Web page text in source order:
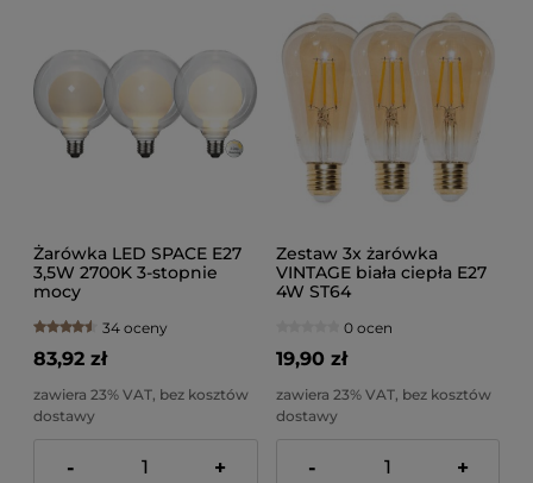
Żarówka LED SPACE E27
3,5W 2700K 3-stopnie
mocy
34 oceny
83,92 zł
zawiera 23% VAT, bez kosztów
dostawy
- +
Zestaw 3x żarówka
VINTAGE biała ciepła E27
4W ST64
0 ocen
19,90 zł
zawiera 23% VAT, bez kosztów
dostawy
- +